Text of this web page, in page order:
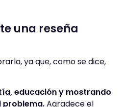
una reseña
ya que, como se dice,
educación y mostrando
problema.Agradece el